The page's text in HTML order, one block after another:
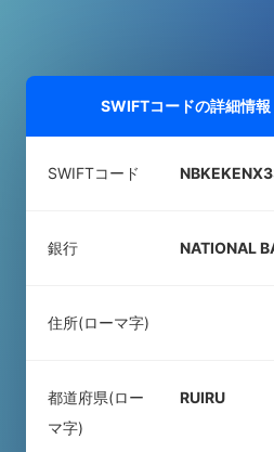
SWIFTコードの詳細情報
SWIFTコード
銀行 NATIONAL
住所(ローマ字)
都道府県(ロー
マ字)
RUIRU